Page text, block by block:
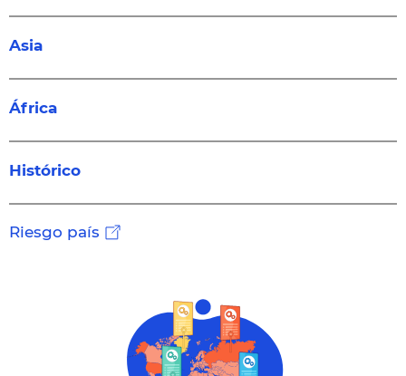
Asia
África
Histórico
Riesgo país